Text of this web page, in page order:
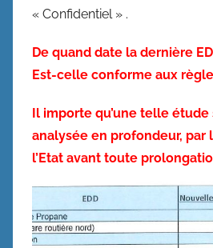
« Confidentiel » .
De quand date la dernière
Est-celle conforme aux
Il importe qu’une telle
analysée en profondeur, par
l’Etat avant toute